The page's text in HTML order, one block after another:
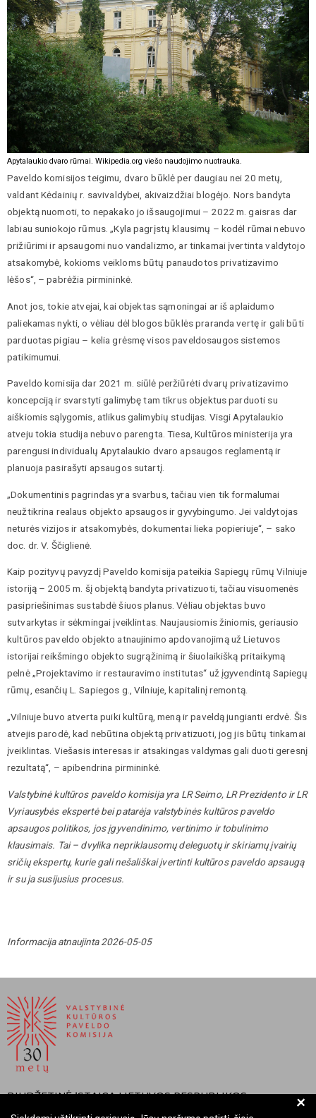
Apytalaukio dvaro rūmai. Wikipedia.org viešo naudojimo nuotrauka.
Paveldo komisijos teigimu, dvaro būklė per daugiau nei 20 metų,
valdant Kėdainių r. savivaldybei, akivaizdžiai blogėjo. Nors bandyta
objektą nuomoti, to nepakako jo išsaugojimui – 2022 m. gaisras dar
labiau suniokojo rūmus. „Kyla pagrįstų klausimų – kodėl rūmai nebuvo
prižiūrimi ir apsaugomi nuo vandalizmo, ar tinkamai įvertinta valdytojo
atsakomybė, kokioms veikloms būtų panaudotos privatizavimo
lėšos“, – pabrėžia pirmininkė.
Anot jos, tokie atvejai, kai objektas sąmoningai ar iš aplaidumo
paliekamas nykti, o vėliau dėl blogos būklės praranda vertę ir gali būti
parduotas pigiau – kelia grėsmę visos paveldosaugos sistemos
patikimumui.
Paveldo komisija dar 2021 m. siūlė peržiūrėti dvarų privatizavimo
koncepciją ir svarstyti galimybę tam tikrus objektus parduoti su
aiškiomis sąlygomis, atlikus galimybių studijas. Visgi Apytalaukio
atveju tokia studija nebuvo parengta. Tiesa, Kultūros ministerija yra
parengusi individualų Apytalaukio dvaro apsaugos reglamentą ir
planuoja pasirašyti apsaugos sutartį.
„Dokumentinis pagrindas yra svarbus, tačiau vien tik formalumai
neužtikrina realaus objekto apsaugos ir gyvybingumo. Jei valdytojas
neturės vizijos ir atsakomybės, dokumentai lieka popieriuje“, – sako
doc. dr. V. Ščiglienė.
Kaip pozityvų pavyzdį Paveldo komisija pateikia Sapiegų rūmų Vilniuje
istoriją – 2005 m. šį objektą bandyta privatizuoti, tačiau visuomenės
pasipriešinimas sustabdė šiuos planus. Vėliau objektas buvo
sutvarkytas ir sėkmingai įveiklintas. Naujausiomis žiniomis, geriausio
kultūros paveldo objekto atnaujinimo apdovanojimą už Lietuvos
istorijai reikšmingo objekto sugrąžinimą ir šiuolaikišką pritaikymą
pelnė „Projektavimo ir restauravimo institutas“ už įgyvendintą Sapiegų
rūmų, esančių L. Sapiegos g., Vilniuje, kapitalinį remontą.
„Vilniuje buvo atverta puiki kultūrą, meną ir paveldą jungianti erdvė. Šis
atvejis parodė, kad nebūtina objektą privatizuoti, jog jis būtų tinkamai
įveiklintas. Viešasis interesas ir atsakingas valdymas gali duoti geresnį
rezultatą“, – apibendrina pirmininkė.
Valstybinė kultūros paveldo komisija yra LR Seimo, LR Prezidento ir LR
Vyriausybės ekspertė bei patarėja valstybinės kultūros paveldo
apsaugos politikos, jos įgyvendinimo, vertinimo ir tobulinimo
klausimais. Tai – dvylika nepriklausomų deleguotų ir skiriamų įvairių
sričių ekspertų, kurie gali nešališkai įvertinti kultūros paveldo apsaugą
ir su ja susijusius procesus.
Informacija atnaujinta 2026-05-05
BIUDŽETINĖ ĮSTAIGA LIETUVOS RESPUBLIKOS
VALSTYBINĖ KULTŪROS PAVELDO KOMISIJA
+